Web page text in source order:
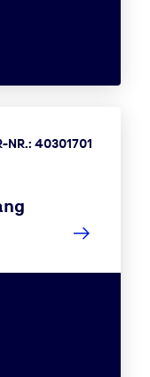
NR.: 40301701